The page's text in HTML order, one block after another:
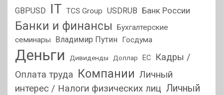
GBPUSD IT TCS Group USDRUB Банк России
Банки и финансы
Бухгалтерские
семинары
Владимир Путин Госдума
Деньги Дивиденды Доллар ЕС
Кадры /
Оплата труда Компании Личный
интерес / Налоги физических лиц Личный